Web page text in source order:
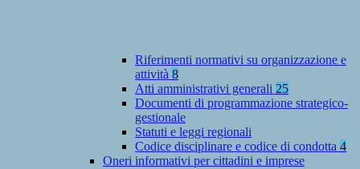
Riferimenti normativi su organizzazione e
attività 8
Atti amministrativi generali 25
Documenti di programmazione strategico-
gestionale
Statuti e leggi regionali
Codice disciplinare e codice di condotta 4
Oneri informativi per cittadini e imprese